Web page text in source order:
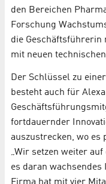
den Bereichen
Forschung
die Geschäftsführerin
mit neuen
Der Schlüssel zu
besteht auch für
fortdauernder
auszustrecken, wo es
„Wir setzen weiter
es daran